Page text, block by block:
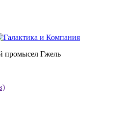
промысел Гжель